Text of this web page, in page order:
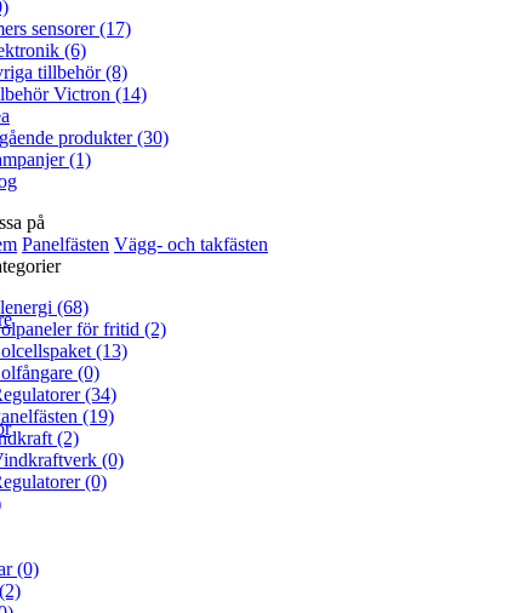
sensorer (17)
(6)
tillbehör (8)
Victron (14)
produkter (30)
(1)
på
Panelfästen Vägg- och takfästen
(68)
för fritid (2)
(13)
(0)
(34)
(19)
(2)
(0)
(0)
(0)